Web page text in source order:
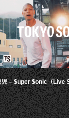
児 – $uper $onic（Live